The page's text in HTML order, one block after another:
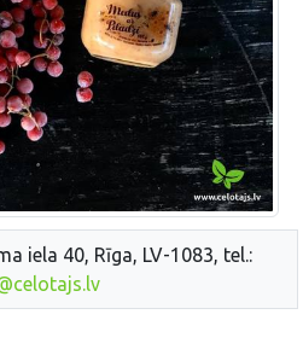
iela 40, Rīga, LV-1083, tel.: